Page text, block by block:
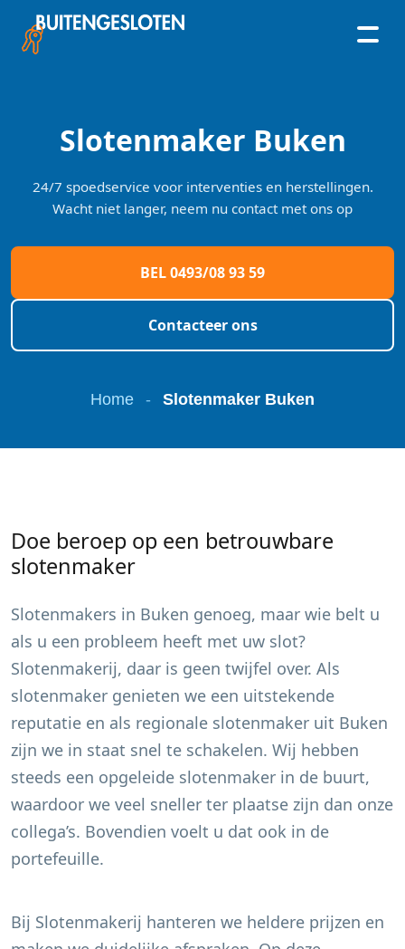
content
Slotenmaker Buken
24/7 spoedservice voor interventies en herstellingen.
Wacht niet langer, neem nu contact met ons op
BEL 0493/08 93 59
Contacteer ons
Home - Slotenmaker Buken
Doe beroep op een betrouwbare
slotenmaker
Slotenmakers in Buken genoeg, maar wie belt u
als u een probleem heeft met uw slot?
Slotenmakerij, daar is geen twijfel over. Als
slotenmaker genieten we een uitstekende
reputatie en als regionale slotenmaker uit Buken
zijn we in staat snel te schakelen. Wij hebben
steeds een opgeleide slotenmaker in de buurt,
waardoor we veel sneller ter plaatse zijn dan onze
collega’s. Bovendien voelt u dat ook in de
portefeuille.
Bij Slotenmakerij hanteren we heldere prijzen en